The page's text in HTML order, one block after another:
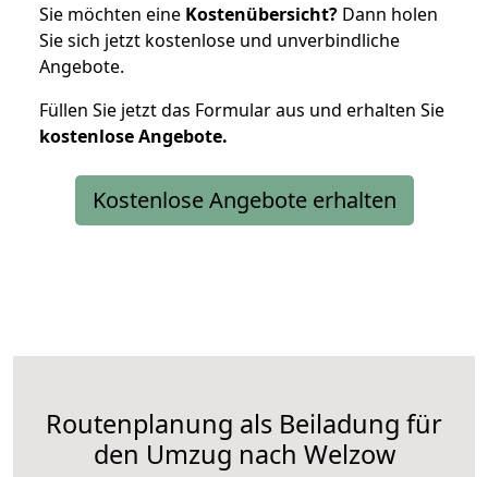
Sie möchten eine Kostenübersicht? Dann holen
Sie sich jetzt kostenlose und unverbindliche
Angebote.
Füllen Sie jetzt das Formular aus und erhalten Sie
kostenloseAngebote.
Kostenlose Angebote erhalten
Routenplanung als Beiladung für
den Umzug nach Welzow